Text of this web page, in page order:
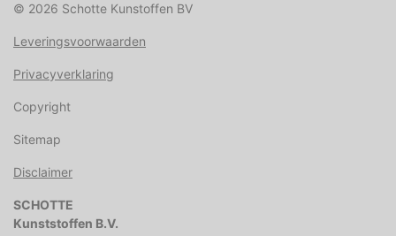
© 2026 Schotte Kunstoffen BV
Leveringsvoorwaarden
Privacyverklaring
Copyright
Sitemap
Disclaimer
SCHOTTE
Kunststoffen B.V.